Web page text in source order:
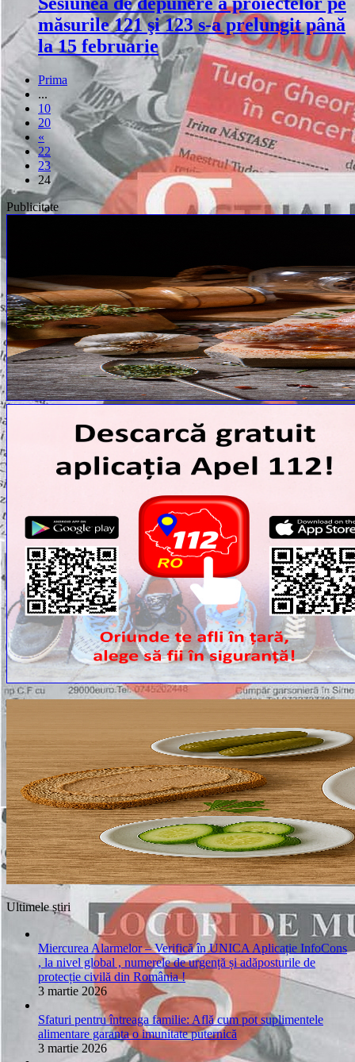
măsurile 121 şi 123 s-a prelungit până
la 15 februarie
Prima
...
10
20
«
22
23
24
Publicitate
Ultimele știri
Miercurea Alarmelor – Verifică în UNICA Aplicație InfoCons
, la nivel global , numerele de urgență și adăposturile de
protecție civilă din România !
3 martie 2026
Sfaturi pentru întreaga familie: Află cum pot suplimentele
alimentare garanta o imunitate puternică
3 martie 2026